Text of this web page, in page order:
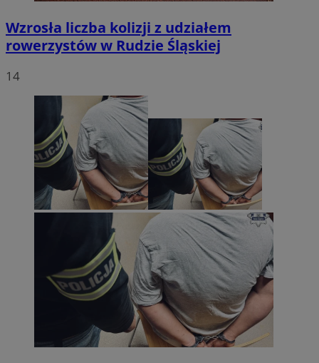
Wzrosła liczba kolizji z udziałem
rowerzystów w Rudzie Śląskiej
14